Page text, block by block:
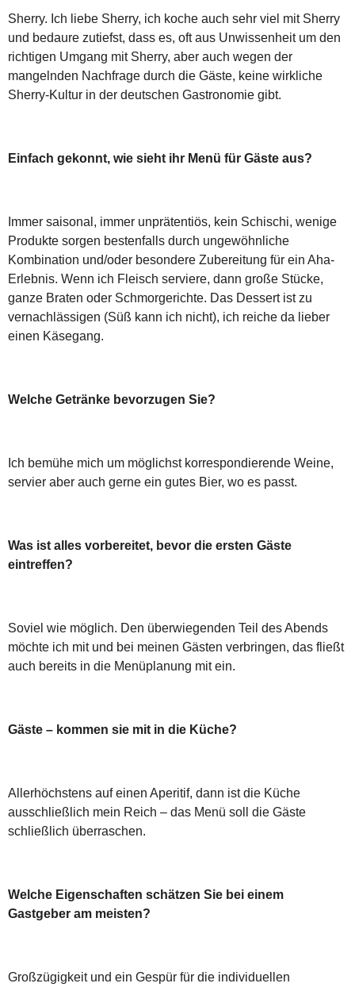
Sherry. Ich liebe Sherry, ich koche auch sehr viel mit Sherry
und bedaure zutiefst, dass es, oft aus Unwissenheit um den
richtigen Umgang mit Sherry, aber auch wegen der
mangelnden Nachfrage durch die Gäste, keine wirkliche
Sherry-Kultur in der deutschen Gastronomie gibt.
Einfach gekonnt, wie sieht ihr Menü für Gäste aus?
Immer saisonal, immer unprätentiös, kein Schischi, wenige
Produkte sorgen bestenfalls durch ungewöhnliche
Kombination und/oder besondere Zubereitung für ein Aha-
Erlebnis. Wenn ich Fleisch serviere, dann große Stücke,
ganze Braten oder Schmorgerichte. Das Dessert ist zu
vernachlässigen (Süß kann ich nicht), ich reiche da lieber
einen Käsegang.
Welche Getränke bevorzugen Sie?
Ich bemühe mich um möglichst korrespondierende Weine,
servier aber auch gerne ein gutes Bier, wo es passt.
Was ist alles vorbereitet, bevor die ersten Gäste
eintreffen?
Soviel wie möglich. Den überwiegenden Teil des Abends
möchte ich mit und bei meinen Gästen verbringen, das fließt
auch bereits in die Menüplanung mit ein.
Gäste – kommen sie mit in die Küche?
Allerhöchstens auf einen Aperitif, dann ist die Küche
ausschließlich mein Reich – das Menü soll die Gäste
schließlich überraschen.
Welche Eigenschaften schätzen Sie bei einem
Gastgeber am meisten?
Großzügigkeit und ein Gespür für die individuellen